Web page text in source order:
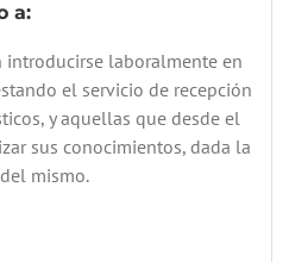
a:
introducirse laboralmente en
el servicio de recepción
y aquellas que desde el
sus conocimientos, dada la
mismo.